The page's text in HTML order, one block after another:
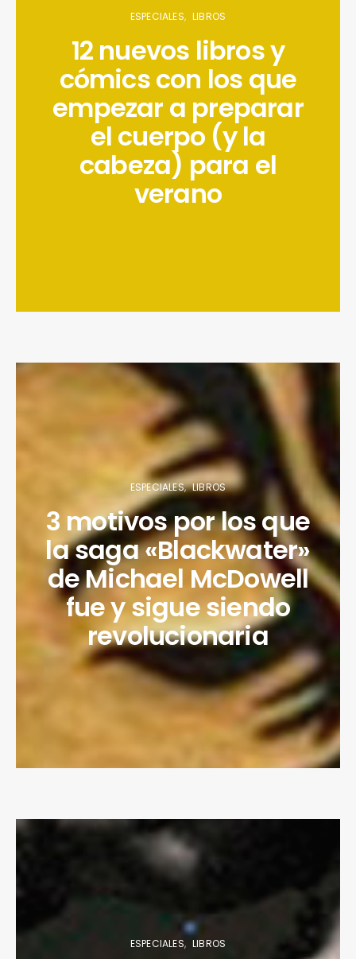
ESPECIALES LIBROS
12 nuevos libros y
cómics con los que
empezar a preparar
el cuerpo (y la
cabeza) para el
verano
ESPECIALES LIBROS
3 motivos por los que
la saga «Blackwater»
de Michael McDowell
fue y sigue siendo
revolucionaria
ESPECIALES LIBROS